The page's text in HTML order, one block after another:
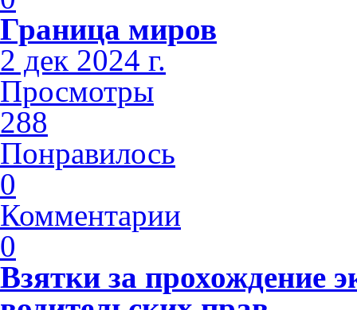
Граница миров
2 дек 2024 г.
Просмотры
288
Понравилось
0
Комментарии
0
Взятки за прохождение